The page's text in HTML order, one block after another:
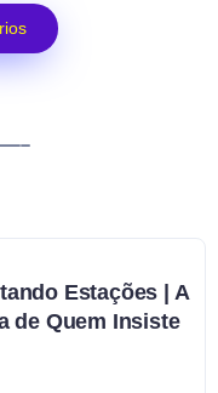
Estações | A
de Quem Insiste